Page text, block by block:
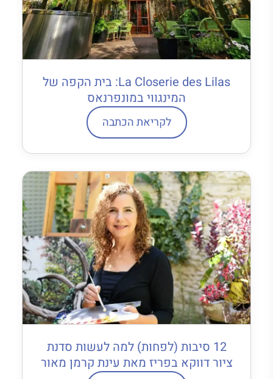
La Closerie des Lilas: בית הקפה של
המינגווי במונפרנאס
לקריאת הכתבה
12 סיבות (לפחות) למה לעשות סדנת
ציור דווקא בפריז מאת עינת קרמן מאור